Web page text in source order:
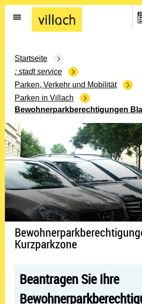
Gehe zur Startseite
Startseite
stadt service
Parken, Verkehr und Mobilität
Parken in Villach
Bewohnerparkberechtigungen
Kurzparkzone
Beantragen Sie Ihre